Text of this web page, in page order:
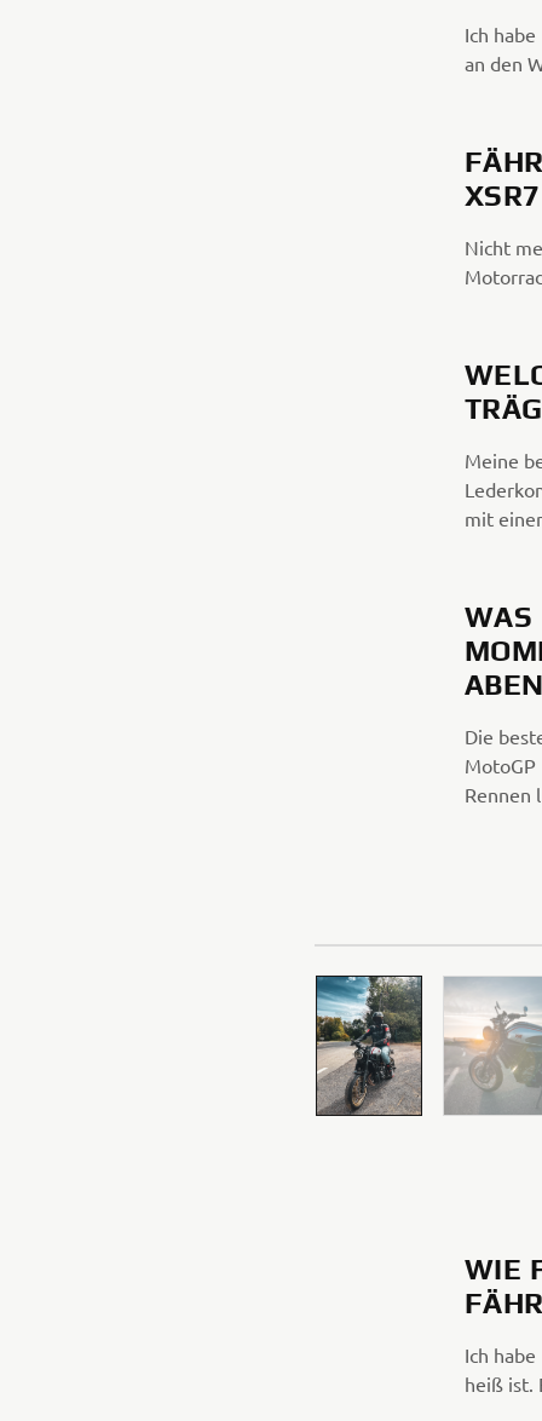
Ich
an den
Nicht
Meine
mit
WAS
Die
Rennen
WIE
Ich
heiß ist.